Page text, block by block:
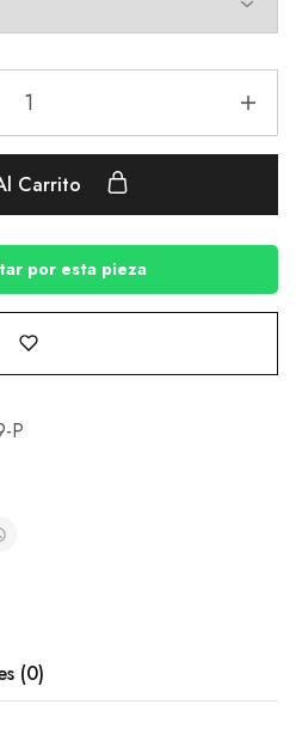
Carrito
por esta pieza
P
(0)